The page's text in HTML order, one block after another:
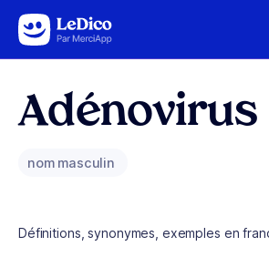
Aller au contenu
Adénovirus
nom masculin
Définitions, synonymes, exemples en